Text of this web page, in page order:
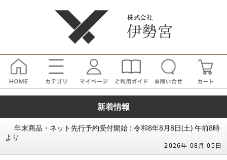
新着情報
年末商品・ネット先行予約受付開始 : 令和8年8月8日(土) 午前8時
より
2026年 08月 05日